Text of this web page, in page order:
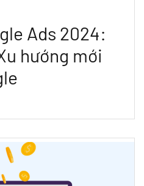
Ads 2024:
hướng mới